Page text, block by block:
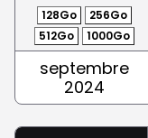
128Go
256Go
512Go
1000Go
septembre
2024